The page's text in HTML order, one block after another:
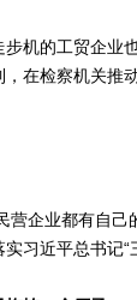
的工贸企业也
在检察机关推
企业都有自己的
习近平总书记